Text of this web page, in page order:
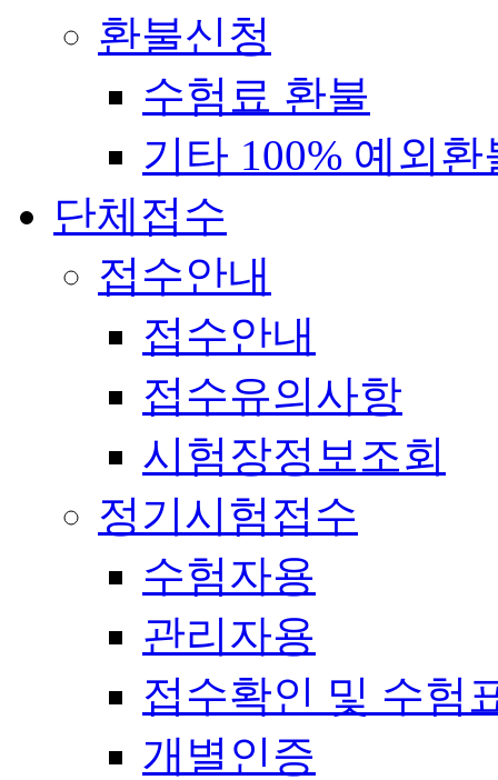
환불신청
수험료 환불
기타 100% 예외환
단체접수
접수안내
접수안내
접수유의사항
시험장정보조회
정기시험접수
수험자용
관리자용
접수확인 및 수험
개별인증